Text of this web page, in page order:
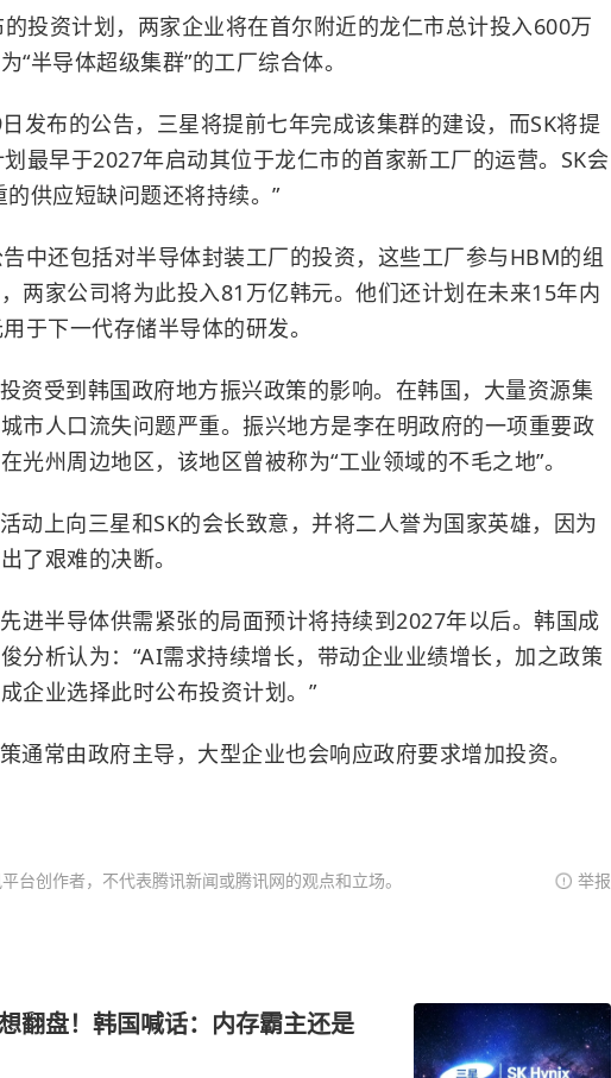
投资计划，两家企业将在首尔附近的龙仁市总计投入600万
“半导体超级集群”的工厂综合体。
发布的公告，三星将提前七年完成该集群的建设，而SK将提
最早于2027年启动其位于龙仁市的首家新工厂的运营。SK会
供应短缺问题还将持续。”
中还包括对半导体封装工厂的投资，这些工厂参与HBM的组
两家公司将为此投入81万亿韩元。他们还计划在未来15年内
于下一代存储半导体的研发。
资受到韩国政府地方振兴政策的影响。在韩国，大量资源集
市人口流失问题严重。振兴地方是李在明政府的一项重要政
光州周边地区，该地区曾被称为“工业领域的不毛之地”。
动上向三星和SK的会长致意，并将二人誉为国家英雄，因为
了艰难的决断。
进半导体供需紧张的局面预计将持续到2027年以后。韩国成
分析认为：“AI需求持续增长，带动企业业绩增长，加之政策
企业选择此时公布投资计划。”
通常由政府主导，大型企业也会响应政府要求增加投资。
台创作者，不代表腾讯新闻或腾讯网的观点和立场。 举报
翻盘！韩国喊话：内存霸主还是